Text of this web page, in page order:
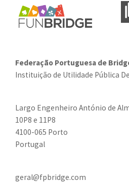
Federação Portuguesa de
Instituição de Utilidade Pública
Largo Engenheiro António de
10P8 e 11P8
4100-065 Porto
Portugal
geral@fpbridge.com